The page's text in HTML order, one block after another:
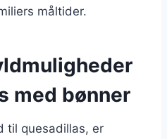
måltider.
med bønner
til quesadillas, er